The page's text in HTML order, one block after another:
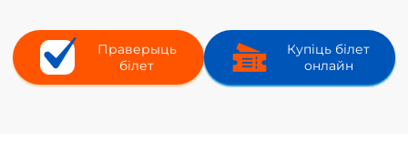
Праверыць
білет
Купіць білет
онлайн